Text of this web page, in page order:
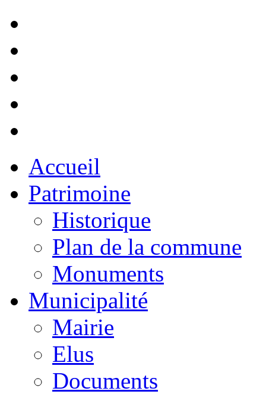
Accueil
Patrimoine
Historique
Plan de la commune
Monuments
Municipalité
Mairie
Elus
Documents